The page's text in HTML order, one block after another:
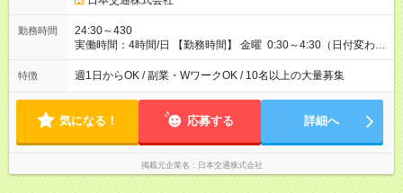
て入社手続き・ドラレコの設定・研修などを10時間行います。
となります。 【試用期間】試用期間あり 試用期間の長さ：5ヶ
月 ※ 雇用形態と給与に、本採用時と異なる部分があります。 雇
期間中、最初の10時間で研修が行われ、研修（10時間）中は、
時給1，250円となります。 研修終了後、給与は本採用時と同様
勤務時間
24:30～430
実働時間：4時間/日 【勤務時間】 金曜 0:30～4:30（日付変わっ
た土曜日深夜） 上記以外にも、下記のシフトでの勤務も可能 平
日 7:00～11:00 ※雨や猛暑の日などは勤務可能時間が臨時拡大
特徴 週1日からOK / 副業・WワークOK / 10名以上の大量募集
気になる！ 応募する 詳細へ
掲載元企業名 日本交通株式会社